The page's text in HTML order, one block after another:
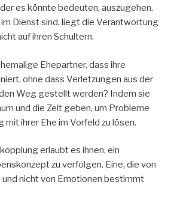
es könnte bedeuten, auszugehen.
Dienst sind, liegt die Verantwortung
auf ihren Schultern.
Ehepartner, dass ihre
ohne dass Verletzungen aus der
Weg gestellt werden? Indem sie
und die Zeit geben, um Probleme
mit ihrer Ehe im Vorfeld zu lösen.
erlaubt es ihnen, ein
zu verfolgen. Eine, die von
und nicht von Emotionen bestimmt